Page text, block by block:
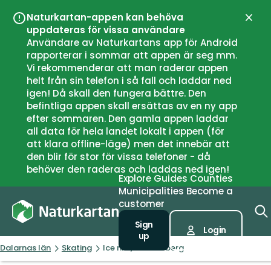
Naturkartan-appen kan behöva
uppdateras för vissa användare
Användare av Naturkartans app för Android
rapporterar i sommar att appen är seg mm.
Vi rekommenderar att man raderar appen
helt från sin telefon i så fall och laddar ned
igen! Då skall den fungera bättre. Den
befintliga appen skall ersättas av en ny app
efter sommaren. Den gamla appen laddar
all data för hela landet lokalt i appen (för
att klara offline-läge) men det innebär att
den blir för stor för vissa telefoner - då
behöver den raderas och laddas ned igen!
Close
Explore Guides Counties
Municipalities Become a
customer
Sign
up
Login
Dalarnas län Skating Ice rink, Fredriksberg